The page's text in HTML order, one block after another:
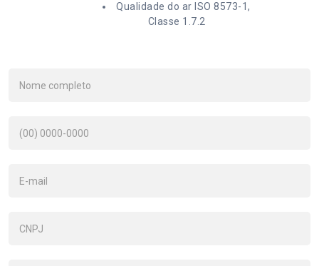
Qualidade do ar ISO 8573-1,
Classe 1.7.2